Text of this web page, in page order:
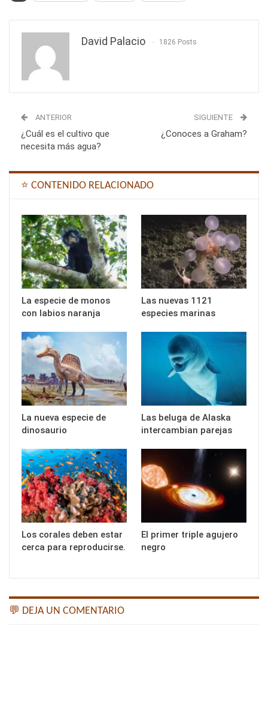
David Palacio 1826 Posts
ANTERIOR
¿Cuál es el cultivo que
necesita más agua?
SIGUIENTE
¿Conoces a Graham?
⭐ CONTENIDO RELACIONADO
La especie de monos
con labios naranja
Las nuevas 1121
especies marinas
La nueva especie de
dinosaurio
Las beluga de Alaska
intercambian parejas
Los corales deben estar
cerca para reproducirse.
El primer triple agujero
negro
💬 DEJA UN COMENTARIO